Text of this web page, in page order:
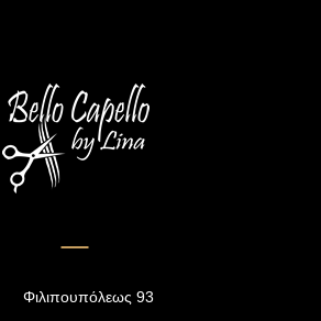
Φιλιπουπόλεως 93